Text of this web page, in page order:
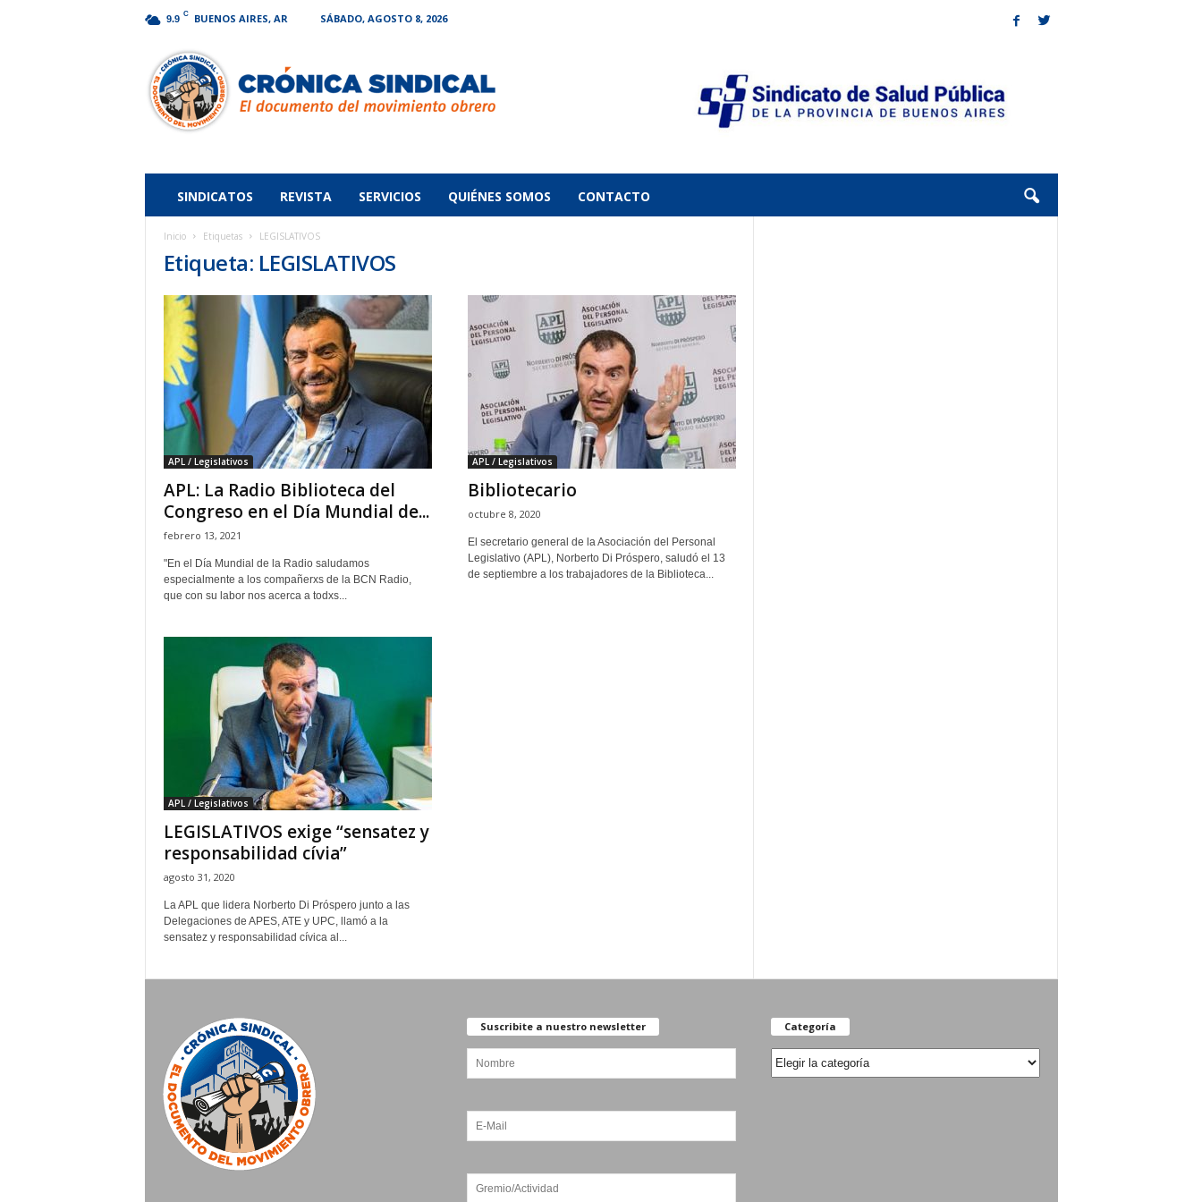
9.9 C BUENOS AIRES, AR SÁBADO, AGOSTO 8, 2026
Sindical
SINDICATOS REVISTA SERVICIOS QUIÉNES SOMOS CONTACTO
Inicio Etiquetas LEGISLATIVOS
Etiqueta: LEGISLATIVOS
APL / Legislativos
APL: La Radio Biblioteca del
Congreso en el Día Mundial de...
febrero 13, 2021
"En el Día Mundial de la Radio saludamos
especialmente a los compañerxs de la BCN Radio,
que con su labor nos acerca a todxs...
APL / Legislativos
Bibliotecario
octubre 8, 2020
El secretario general de la Asociación del Personal
Legislativo (APL), Norberto Di Próspero, saludó el 13
de septiembre a los trabajadores de la Biblioteca...
APL / Legislativos
LEGISLATIVOS exige “sensatez y
responsabilidad cívia”
agosto 31, 2020
La APL que lidera Norberto Di Próspero junto a las
Delegaciones de APES, ATE y UPC, llamó a la
sensatez y responsabilidad cívica al...
Suscribite a nuestro newsletter Categoría
Categoría